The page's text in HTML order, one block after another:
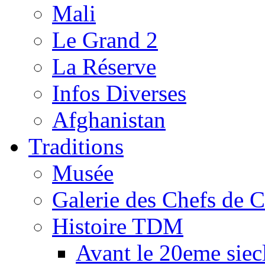
Mali
Le Grand 2
La Réserve
Infos Diverses
Afghanistan
Traditions
Musée
Galerie des Chefs de
Histoire TDM
Avant le 20eme